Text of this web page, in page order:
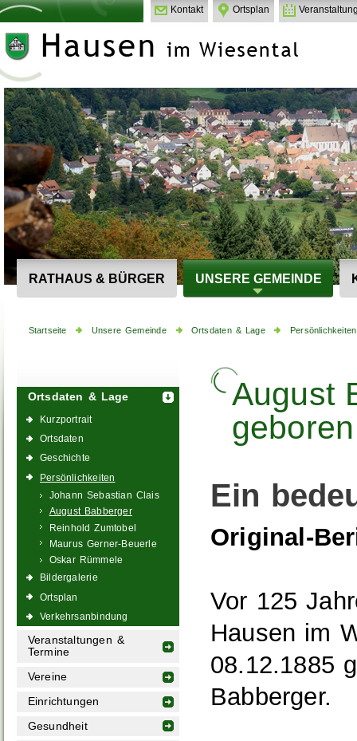
Kontakt Ortsplan
RATHAUS & BÜRGER UNSERE GEMEINDE
Startseite Unsere Gemeinde Ortsdaten & Lage Persönlichkeiten
Ortsdaten & Lage
Kurzportrait
Ortsdaten
Geschichte
Persönlichkeiten
Johann Sebastian Clais
August Babberger
Reinhold Zumtobel
Maurus Gerner-Beuerle
Oskar Rümmele
Bildergalerie
Ortsplan
Verkehrsanbindung
Veranstaltungen &
Termine
Vereine
Einrichtungen
Gesundheit
August
geboren
Ein
Original-
Vor 125
Hausen im
08.12.1885
Babberger.